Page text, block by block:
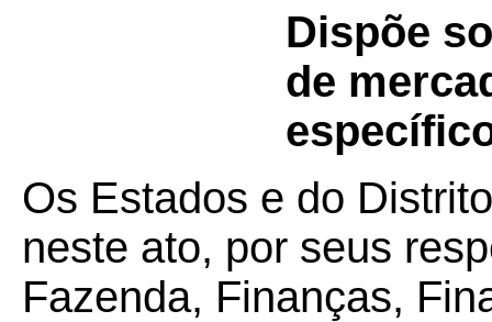
Dispõe
de
Os Estados e do
neste ato, por seus
Fazenda, Finanças,